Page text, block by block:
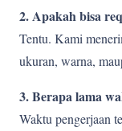
2. Apakah bisa
Tentu. Kami
ukuran, warna,
3. Berapa lama
Waktu pengerjaan